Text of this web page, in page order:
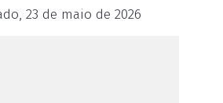
23 de maio de 2026